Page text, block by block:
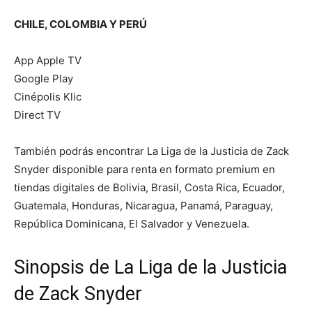
CHILE, COLOMBIA Y PERÚ
App Apple TV
Google Play
Cinépolis Klic
Direct TV
También podrás encontrar La Liga de la Justicia de Zack
Snyder disponible para renta en formato premium en
tiendas digitales de Bolivia, Brasil, Costa Rica, Ecuador,
Guatemala, Honduras, Nicaragua, Panamá, Paraguay,
República Dominicana, El Salvador y Venezuela.
Sinopsis de La Liga de la Justicia
de Zack Snyder